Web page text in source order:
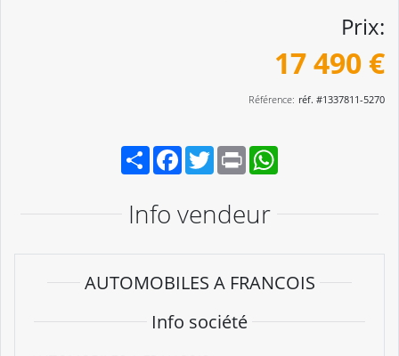
Prix:
17 490 €
Référence: réf. #1337811-5270
PartagerFacebook
TwitterPrint
Info vendeur
AUTOMOBILES A FRANCOIS
Info société